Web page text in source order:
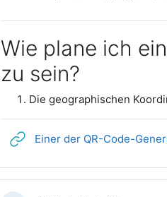
Wie plane ich
zu sein?
Die geographischen
Einer der QR-Code-